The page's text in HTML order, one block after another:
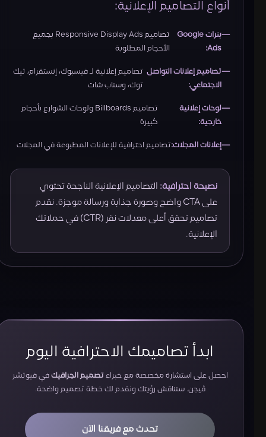
أنواع التصاميم الإعلانية:
بنرات Google
Ads:
تصاميم Responsive Display Ads بجميع
الأحجام المطلوبة
تصاميم إعلانات التواصل
الاجتماعي:
تصاميم إعلانية لـ فيسبوك، إنستقرام، تيك
توك، وسناب شات
لوحات إعلانية
خارجية:
تصاميم Billboards ولوحات الشوارع بأحجام
كبيرة
إعلانات المجلات:تصاميم احترافية للإعلانات المطبوعة في المجلات
نصيحة احترافية: التصاميم الإعلانية الناجحة تحتوي
على CTA واضح وصورة جذابة ورسالة موجزة. نقدم
تصاميم تحقق أعلى معدلات نقر (CTR) في حملاتك
الإعلانية.
ابدأ تصاميمك الاحترافية اليوم
احصل على استشارة مخصصة مع خبراءتصميم الجرافيك في فيوتشر
ڤيجن. سنناقش رؤيتك ونقدم لك خطة تصميم واضحة.
تحدث مع فريقنا الآن